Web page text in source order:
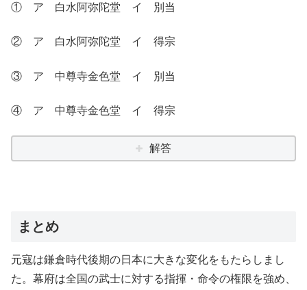
① ア 白水阿弥陀堂 イ 別当
② ア 白水阿弥陀堂 イ 得宗
③ ア 中尊寺金色堂 イ 別当
④ ア 中尊寺金色堂 イ 得宗
解答
まとめ
元寇は鎌倉時代後期の日本に大きな変化をもたらしまし
た。幕府は全国の武士に対する指揮・命令の権限を強め、